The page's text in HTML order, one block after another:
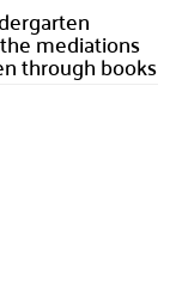
mediations
through books